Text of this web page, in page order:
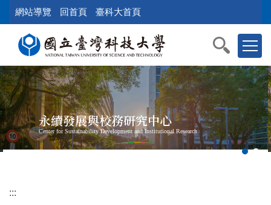
到
內
容
區
塊
網站導覽 回首頁 臺科大首頁
永續發展與校務研究中心
Center for Sustainability Development and Institutional Research
:::